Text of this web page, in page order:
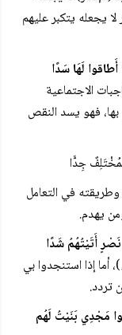
يجعله يتكبر عليهم
الاجتماعية
فهو يسد النقص
في التعامل
يهدم.
أما إذا استنجدوا بي
تردد.
مَجْدِي بَنَيْتُ لَهُم